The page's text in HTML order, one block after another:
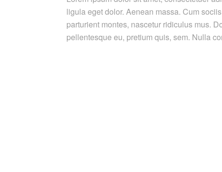
ligula eget dolor. Aenean massa. Cum
parturient montes, nascetur ridiculus mus.
pellentesque eu, pretium quis, sem. Nulla